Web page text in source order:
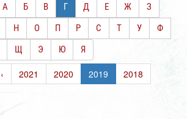
А Б В Г Д Е Ж
З
Н О П Р С Т У
Ф
Щ Э Ю Я
‹ 2021 2020 2019
2018